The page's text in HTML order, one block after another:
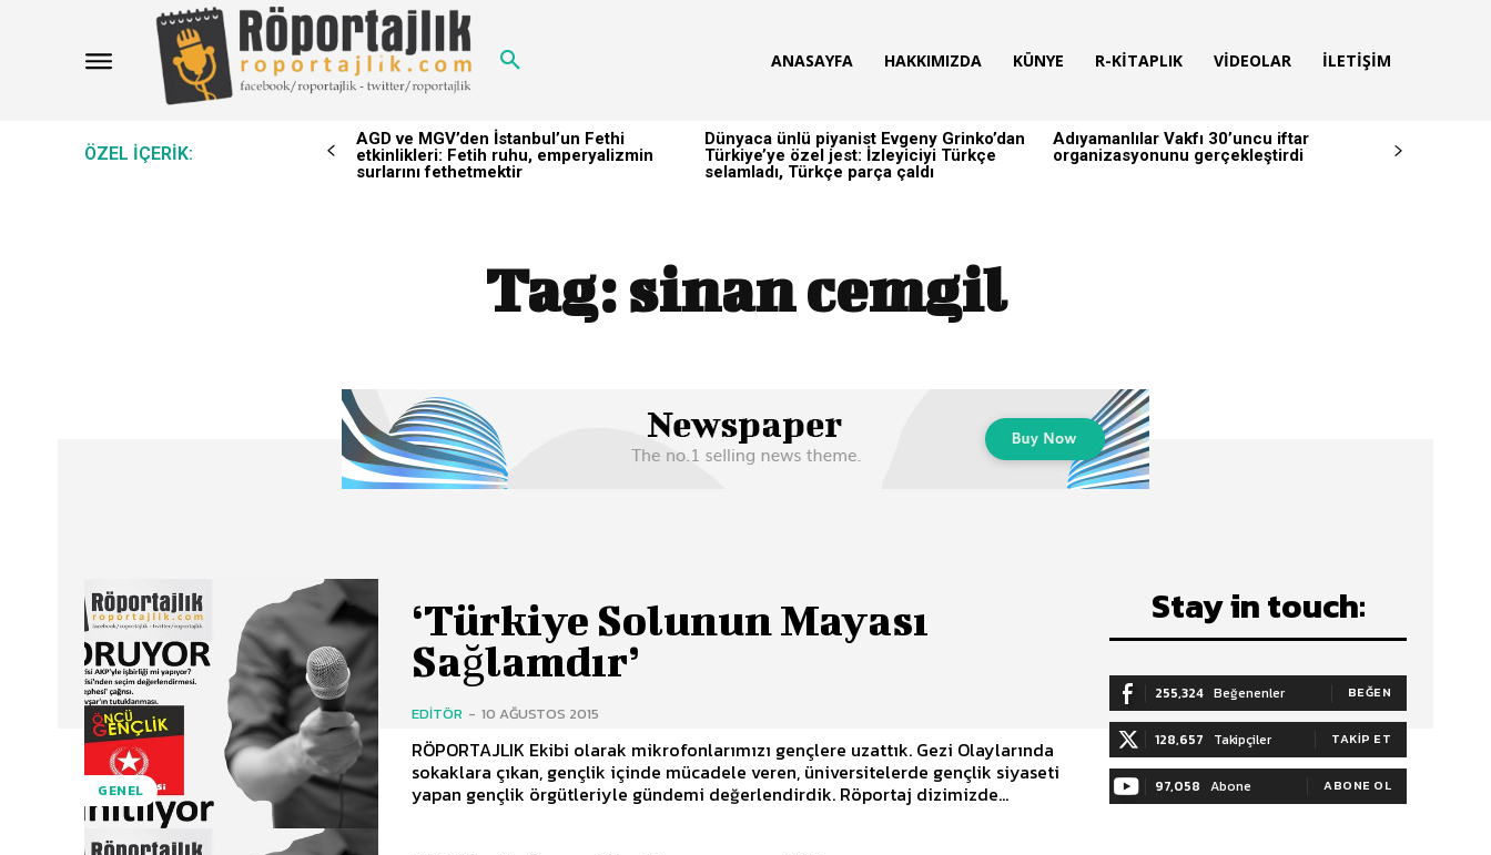
ANASAYFA HAKKIMIZDA KÜNYE R-KITAPLIK VIDEOLAR İLETIŞIM
ÖZEL IÇERIK:
AGD ve MGV’den İstanbul’un Fethi
etkinlikleri: Fetih ruhu, emperyalizmin
surlarını fethetmektir
Dünyaca ünlü piyanist Evgeny Grinko’dan
Türkiye’ye özel jest: İzleyiciyi Türkçe
selamladı, Türkçe parça çaldı
Adıyamanlılar Vakfı 30’uncu iftar
organizasyonunu gerçekleştirdi
Tag:sinan cemgil
GENEL
‘Türkiye Solunun Mayası
Sağlamdır’
EDITÖR - 10 AĞUSTOS 2015
RÖPORTAJLIK Ekibi olarak mikrofonlarımızı gençlere uzattık. Gezi Olaylarında
sokaklara çıkan, gençlik içinde mücadele veren, üniversitelerde gençlik siyaseti
yapan gençlik örgütleriyle gündemi değerlendirdik. Röportaj dizimizde...
Stay in touch:
255,324 Beğenenler BEĞEN
128,657 Takipçiler TAKIP ET
97,058 Abone ABONE OL